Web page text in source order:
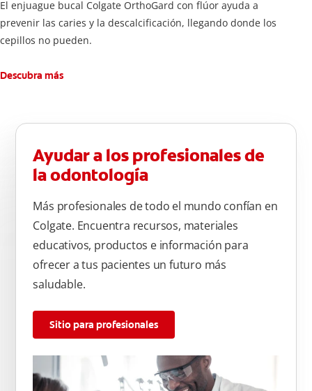
El enjuague bucal Colgate OrthoGard con flúor ayuda a
prevenir las caries y la descalcificación, llegando donde los
cepillos no pueden.
Descubra más
Ayudar a los profesionales de
la odontología
Más profesionales de todo el mundo confían en
Colgate. Encuentra recursos, materiales
educativos, productos e información para
ofrecer a tus pacientes un futuro más
saludable.
Sitio para profesionales